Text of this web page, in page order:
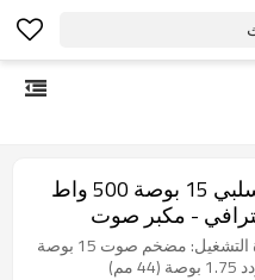
مكبر صوت جهير سلبي 15 بوصة 500 واط
- مكبر صوت
الموديل: PW-15، وحدة التشغيل: مضخم صوت 15 بوصة